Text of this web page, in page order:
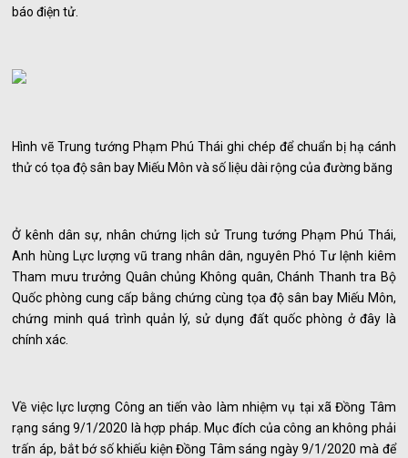
báo điện tử.
Hình vẽ Trung tướng Phạm Phú Thái ghi chép để chuẩn bị hạ cánh
thử có tọa độ sân bay Miếu Môn và số liệu dài rộng của đường băng
Ở kênh dân sự, nhân chứng lịch sử Trung tướng Phạm Phú Thái,
Anh hùng Lực lượng vũ trang nhân dân, nguyên Phó Tư lệnh kiêm
Tham mưu trưởng Quân chủng Không quân, Chánh Thanh tra Bộ
Quốc phòng cung cấp bằng chứng cùng tọa độ sân bay Miếu Môn,
chứng minh quá trình quản lý, sử dụng đất quốc phòng ở đây là
chính xác.
Về việc lực lượng Công an tiến vào làm nhiệm vụ tại xã Đồng Tâm
rạng sáng 9/1/2020 là hợp pháp. Mục đích của công an không phải
trấn áp, bắt bớ số khiếu kiện Đồng Tâm sáng ngày 9/1/2020 mà để